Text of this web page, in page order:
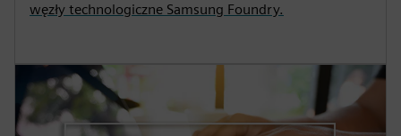
węzły technologiczne Samsung Foundry.